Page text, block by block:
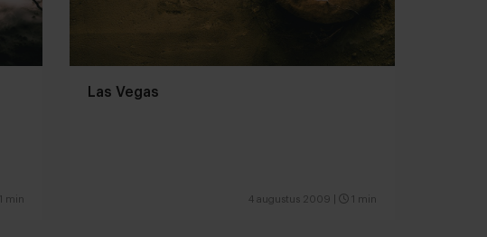
1 min
Las Vegas
4 augustus 2009 1 min